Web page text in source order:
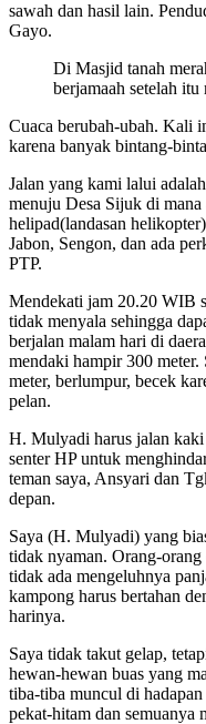
sawah dan hasil lain.
Gayo.
Di Masjid tanah
berjamaah setelah itu
Cuaca berubah-ubah. Kali
karena banyak bintang-
Jalan yang kami lalui
menuju Desa Sijuk di
helipad(landasan
Jabon, Sengon, dan ada
PTP.
Mendekati jam 20.20 WIB
tidak menyala sehingga
berjalan malam hari di
mendaki hampir 300
meter, berlumpur, becek
pelan.
H. Mulyadi harus jalan kaki
senter HP untuk
teman saya, Ansyari dan
depan.
Saya (H. Mulyadi) yang
tidak nyaman. Orang-
tidak ada mengeluhnya
kampong harus bertahan
harinya.
Saya tidak takut gelap,
hewan-hewan buas yang
tiba-tiba muncul di
pekat-hitam dan semuanya